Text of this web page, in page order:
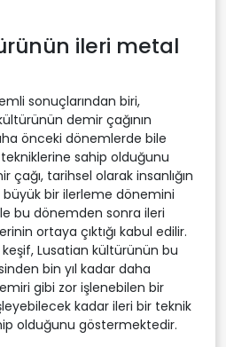
ileri metal
sonuçlarından biri,
demir çağının
önceki dönemlerde bile
sahip olduğunu
çağı, tarihsel olarak insanlığın
bir ilerleme dönemini
bu dönemden sonra ileri
ortaya çıktığı kabul edilir.
Lusatian kültürünün bu
bin yıl kadar daha
gibi zor işlenebilen bir
kadar ileri bir teknik
olduğunu göstermektedir.